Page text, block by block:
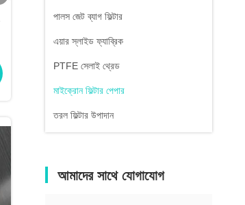
পালস জেট ব্যাগ ফিল্টার
এয়ার স্লাইড ফ্যাব্রিক
PTFE সেলাই থ্রেড
মাইক্রোন ফিল্টার পেপার
তরল ফিল্টার উপাদান
আমাদের সাথে যোগাযোগ